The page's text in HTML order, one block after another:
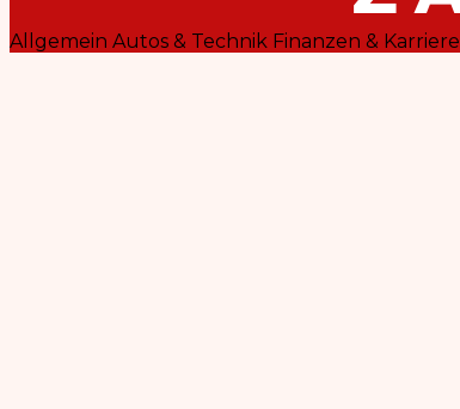
Allgemein Autos & Technik Finanzen & Karriere